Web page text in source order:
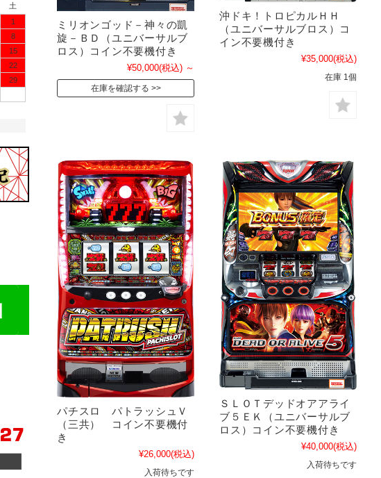
ミリオンゴッド－神々の凱
旋－ＢＤ（ユニバーサルブ
ロス）コイン不要機付き
¥50,000(税込) ～
在庫を確認する
沖ドキ！トロピカルＨＨ
（ユニバーサルブロス）コ
イン不要機付き
¥35,000(税込)
在庫 1個
パチスロ パトラッシュＶ
（三共） コイン不要機付
き
¥26,000(税込)
入荷待ちです
ＳＬＯＴデッドオアアライ
ブ５ＥＫ（ユニバーサルブ
ロス）コイン不要機付き
¥40,000(税込)
入荷待ちです
土
1
8
15
22
29